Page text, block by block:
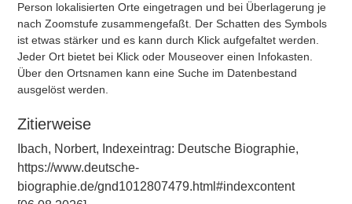
Person lokalisierten Orte eingetragen und bei Überlagerung je
nach Zoomstufe zusammengefaßt. Der Schatten des Symbols
ist etwas stärker und es kann durch Klick aufgefaltet werden.
Jeder Ort bietet bei Klick oder Mouseover einen Infokasten.
Über den Ortsnamen kann eine Suche im Datenbestand
ausgelöst werden.
Zitierweise
Ibach, Norbert, Indexeintrag: Deutsche Biographie,
https://www.deutsche-
biographie.de/gnd1012807479.html#indexcontent